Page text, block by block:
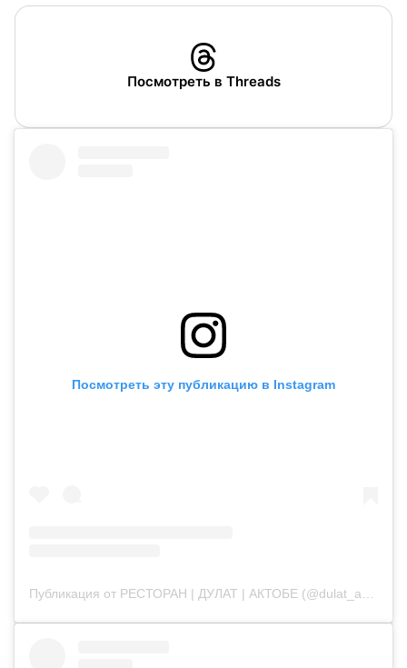
Посмотреть в Threads
Посмотреть эту публикацию в Instagram